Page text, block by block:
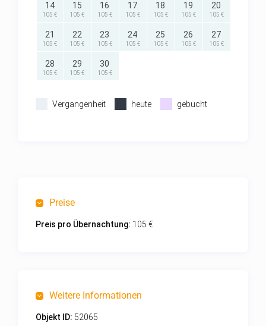
14
105 €
15
105 €
16
105 €
17
105 €
18
105 €
19
105 €
20
105 €
21
105 €
22
105 €
23
105 €
24
105 €
25
105 €
26
105 €
27
105 €
28
105 €
29
105 €
30
105 €
Vergangenheit heute gebucht
Preise
Preis pro Übernachtung: 105 €
Weitere Informationen
Objekt ID: 52065